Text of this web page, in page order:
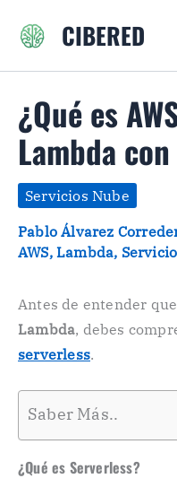
CIBERED
¿Qué es
Lambda
Servicios Nube
Pablo Álvarez
AWS,Lambda,
Antes de entender
Lambda, debes
serverless.
Saber Más..
¿Qué es Serverless?